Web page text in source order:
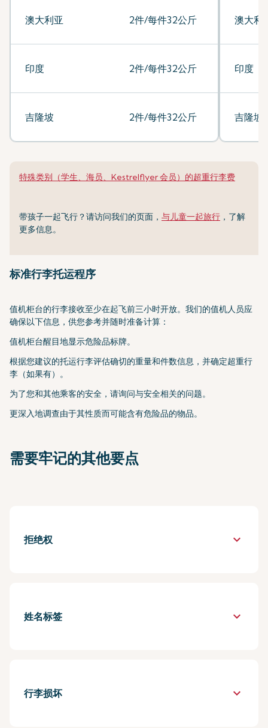
澳大利亚 2件/每件32公斤
印度 2件/每件32公斤
吉隆坡 2件/每件32公斤
澳大利
印度
吉隆坡
特殊类别（学生、海员、Kestrelflyer 会员）的超重行李费
带孩子一起飞行？请访问我们的页面， 与儿童一起旅行 ，了解
更多信息。
标准行李托运程序
值机柜台的行李接收至少在起飞前三小时开放。我们的值机人员应
确保以下信息，供您参考并随时准备计算：
值机柜台醒目地显示危险品标牌。
根据您建议的托运行李评估确切的重量和件数信息，并确定超重行
李（如果有）。
为了您和其他乘客的安全，请询问与安全相关的问题。
更深入地调查由于其性质而可能含有危险品的物品。
需要牢记的其他要点
拒绝权 keyboard_arrow_down
姓名标签 keyboard_arrow_down
行李损坏 keyboard_arrow_down